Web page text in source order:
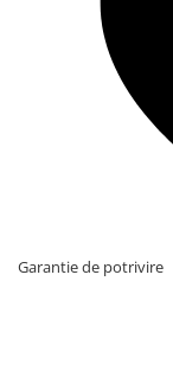
Garantie de potrivire